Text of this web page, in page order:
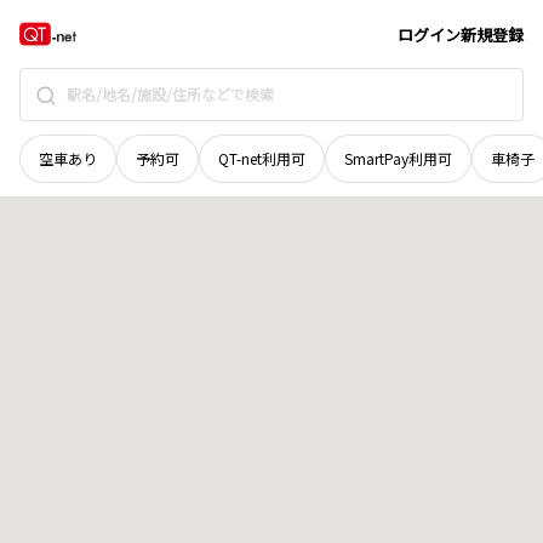
ログイン新規登録
空車あり 予約可 QT-net利用可 SmartPay利用可 車椅子
京都府